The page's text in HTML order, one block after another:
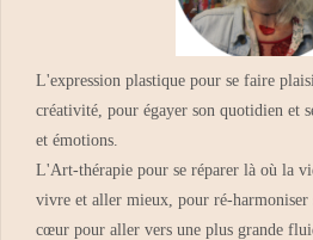
L'expression plastique pour se faire
créativité, pour égayer son quotidien et
et émotions.
L'Art-thérapie pour se réparer là où la
vivre et aller mieux, pour ré-harmoniser
cœur pour aller vers une plus grande